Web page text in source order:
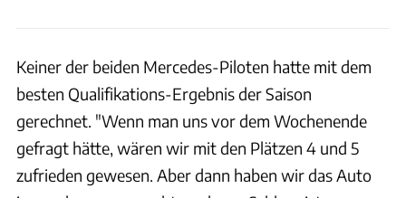
Keiner der beiden Mercedes-Piloten hatte mit dem
besten Qualifikations-Ergebnis der Saison
gerechnet. "Wenn man uns vor dem Wochenende
gefragt hätte, wären wir mit den Plätzen 4 und 5
zufrieden gewesen. Aber dann haben wir das Auto